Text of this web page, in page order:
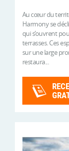
Au cœur du
Harmony se
qui s’ouvrent
terrasses. Ces
sur une large
restaura...